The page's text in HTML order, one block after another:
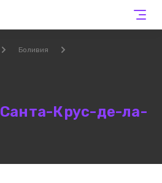
Боливия
Санта-Крус-де-ла-